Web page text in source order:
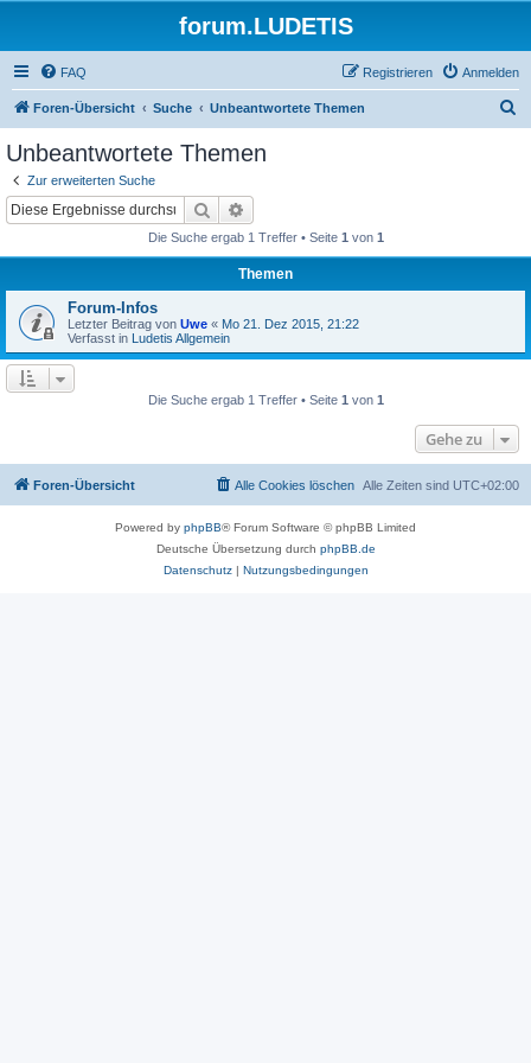
forum.LUDETIS
FAQ Anmelden
Registrieren
Foren-Übersicht Suche Unbeantwortete Themen
Unbeantwortete Themen
Zur erweiterten Suche
Suche
Die Suche ergab 1 Treffer • Seite 1 von 1
Themen
Forum-Infos
Letzter Beitrag von Uwe « Mo 21. Dez 2015, 21:22
Verfasst in Ludetis Allgemein
Die Suche ergab 1 Treffer • Seite 1 von 1
Gehe zu
Foren-Übersicht Alle Zeiten sind UTC+02:00
Alle Cookies löschen
Powered by phpBB® Forum Software © phpBB Limited
Deutsche Übersetzung durch phpBB.de
Datenschutz| Nutzungsbedingungen